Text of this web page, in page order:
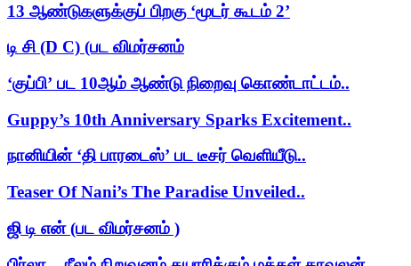
13 ஆண்டுகளுக்குப் பிறகு ‘மூடர் கூடம் 2’
டி சி (D C) (பட விமர்சனம்
‘குப்பி’ பட 10ஆம் ஆண்டு நிறைவு கொண்டாட்டம்..
Guppy’s 10th Anniversary Sparks Excitement..
நானியின் ‘தி பாரடைஸ்’ பட டீசர் வெளியீடு..
Teaser Of Nani’s The Paradise Unveiled..
ஜி டி என் (பட விமர்சனம் )